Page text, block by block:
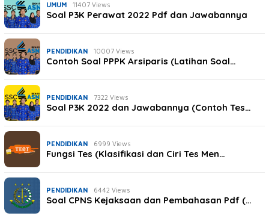
UMUM 11407 Views
Soal P3K Perawat 2022 Pdf dan Jawabannya
PENDIDIKAN 10007 Views
Contoh Soal PPPK Arsiparis (Latihan Soal…
PENDIDIKAN 7322 Views
Soal P3K 2022 dan Jawabannya (Contoh Tes…
PENDIDIKAN 6999 Views
Fungsi Tes (Klasifikasi dan Ciri Tes Men…
PENDIDIKAN 6442 Views
Soal CPNS Kejaksaan dan Pembahasan Pdf (…